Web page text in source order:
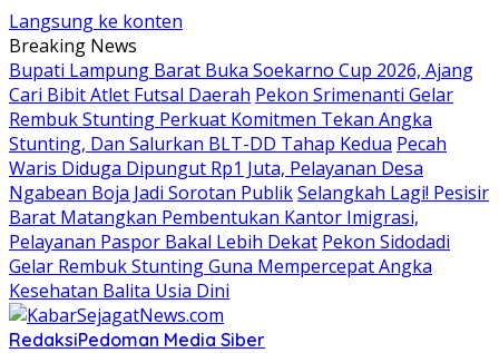
Langsung ke konten
Breaking News
Bupati Lampung Barat Buka Soekarno Cup 2026, Ajang
Cari Bibit Atlet Futsal Daerah Pekon Srimenanti Gelar
Rembuk Stunting Perkuat Komitmen Tekan Angka
Stunting, Dan Salurkan BLT-DD Tahap Kedua Pecah
Waris Diduga Dipungut Rp1 Juta, Pelayanan Desa
Ngabean Boja Jadi Sorotan PublikSelangkah Lagi! Pesisir
Barat Matangkan Pembentukan Kantor Imigrasi,
Pelayanan Paspor Bakal Lebih Dekat Pekon Sidodadi
Gelar Rembuk Stunting Guna Mempercepat Angka
Kesehatan Balita Usia Dini
RedaksiPedoman Media Siber